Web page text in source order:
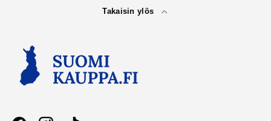
Takaisin ylös